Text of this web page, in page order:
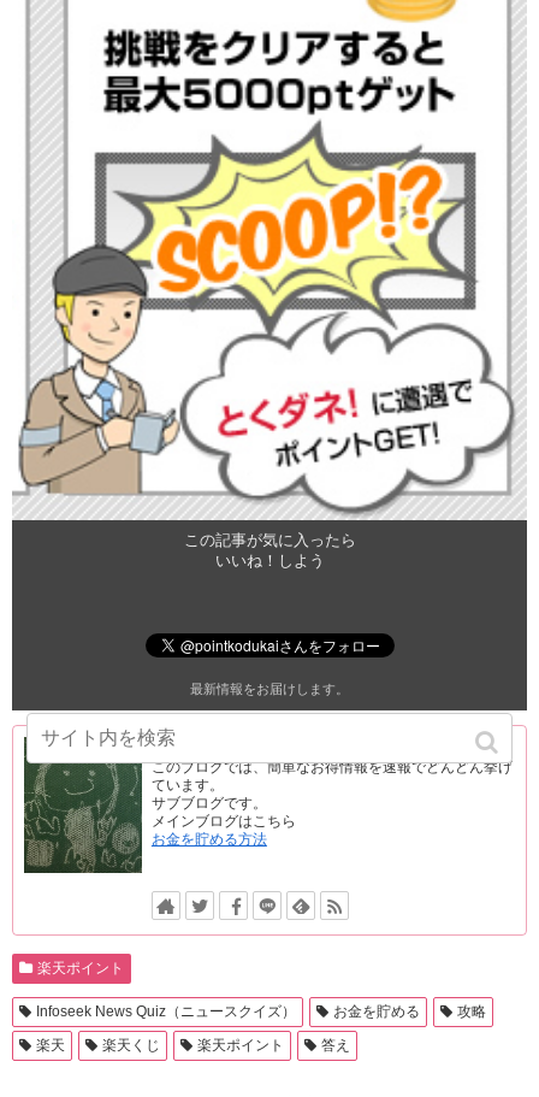
この記事が気に入ったら
いいね！しよう
最新情報をお届けします。
ぽいこづ
このブログでは、簡単なお得情報を速報でどんどん挙げ
ています。
サブブログです。
メインブログはこちら
お金を貯める方法
楽天ポイント
Infoseek News Quiz（ニュースクイズ） お金を貯める
攻略
楽天
楽天くじ 楽天ポイント 答え